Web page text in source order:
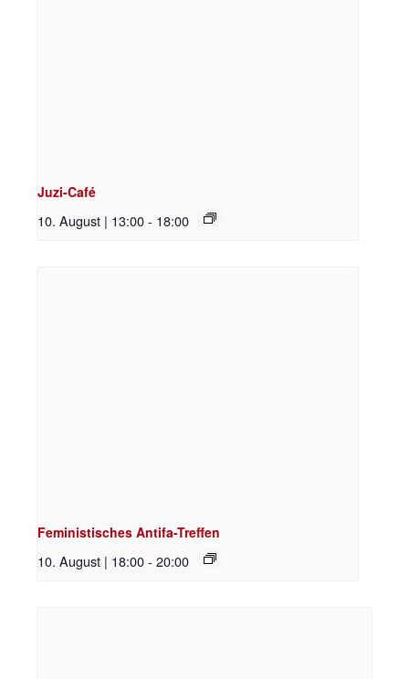
Juzi-Café
10. August | 13:00- 18:00
Feministisches Antifa-Treffen
10. August | 18:00- 20:00